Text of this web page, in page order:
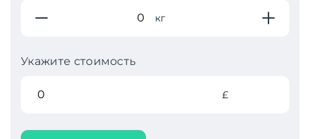
кг
Укажите стоимость
£